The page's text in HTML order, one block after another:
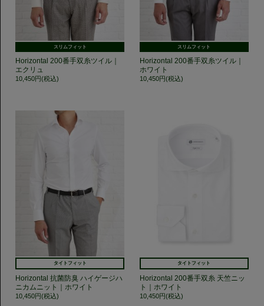
スリムフィット
Horizontal 200番手双糸ツイル｜
エクリュ
10,450円(税込)
スリムフィット
Horizontal 200番手双糸ツイル｜
ホワイト
10,450円(税込)
タイトフィット
Horizontal 抗菌防臭 ハイゲージハ
ニカムニット｜ホワイト
10,450円(税込)
タイトフィット
Horizontal 200番手双糸 天竺ニッ
ト｜ホワイト
10,450円(税込)